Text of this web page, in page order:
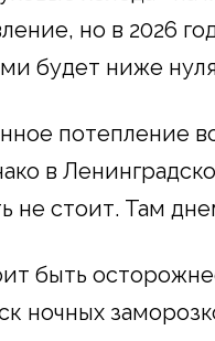
но в 2026
будет ниже
потепление
в
не стоит. Там
быть
ночных